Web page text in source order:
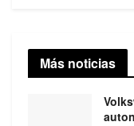
Más noticias